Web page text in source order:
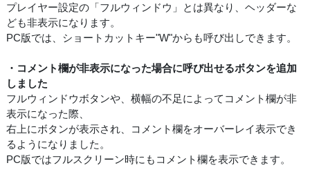
プレイヤー設定の「フルウィンドウ」とは異なり、ヘッダーな
ども非表示になります。
PC版では、ショートカットキー"W"からも呼び出しできます。
・コメント欄が非表示になった場合に呼び出せるボタンを追加
しました
フルウィンドウボタンや、横幅の不足によってコメント欄が非
表示になった際、
右上にボタンが表示され、コメント欄をオーバーレイ表示でき
るようになりました。
PC版ではフルスクリーン時にもコメント欄を表示できます。